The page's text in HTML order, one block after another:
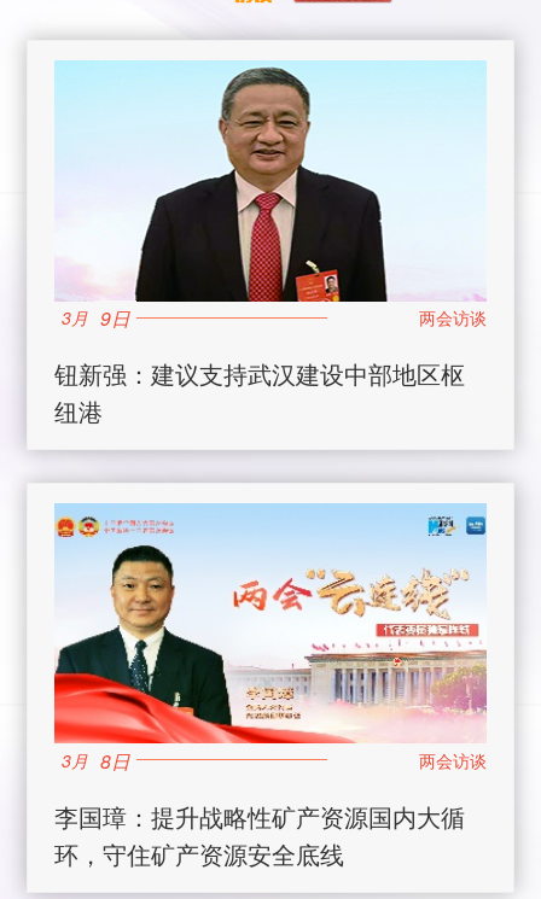
9日
3月
钮新强：建议支持武汉建设中部地区枢
纽港
8日
3月
李国璋：提升战略性矿产资源国内大循
环，守住矿产资源安全底线